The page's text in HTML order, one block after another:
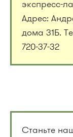
экспресс-
Адрес:
дома 31Б.
720-37-32
Станьте